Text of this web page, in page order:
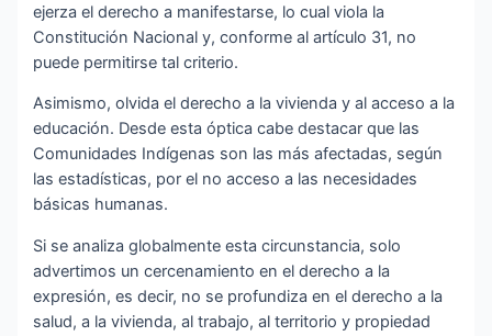
ejerza el derecho a manifestarse, lo cual viola la
Constitución Nacional y, conforme al artículo 31, no
puede permitirse tal criterio.
Asimismo, olvida el derecho a la vivienda y al acceso a la
educación. Desde esta óptica cabe destacar que las
Comunidades Indígenas son las más afectadas, según
las estadísticas, por el no acceso a las necesidades
básicas humanas.
Si se analiza globalmente esta circunstancia, solo
advertimos un cercenamiento en el derecho a la
expresión, es decir, no se profundiza en el derecho a la
salud, a la vivienda, al trabajo, al territorio y propiedad